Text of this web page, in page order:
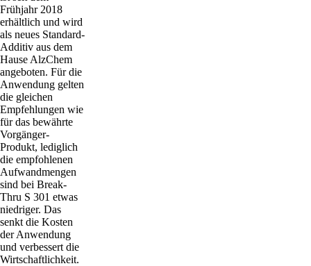
Frühjahr 2018
erhältlich und wird
als neues Standard-
Additiv aus dem
Hause AlzChem
angeboten. Für die
Anwendung gelten
die gleichen
Empfehlungen wie
für das bewährte
Vorgänger-
Produkt, lediglich
die empfohlenen
Aufwandmengen
sind bei Break-
Thru S 301 etwas
niedriger. Das
senkt die Kosten
der Anwendung
und verbessert die
Wirtschaftlichkeit.